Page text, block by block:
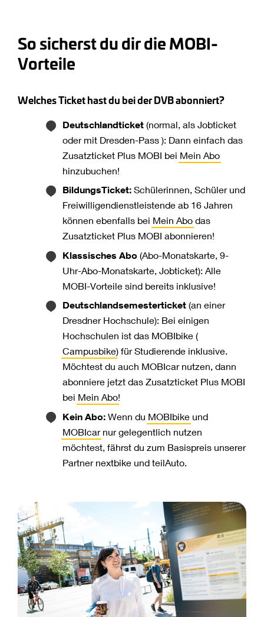
So sicherst du dir die MOBI-
Vorteile
Welches Ticket hast du bei der DVB abonniert?
Deutschlandticket (normal, als Jobticket
oder mit Dresden-Pass ): Dann einfach das
Zusatzticket Plus MOBI bei Mein Abo
hinzubuchen!
BildungsTicket: Schülerinnen, Schüler und
Freiwilligendienstleistende ab 16 Jahren
können ebenfalls bei Mein Abo das
Zusatzticket Plus MOBI abonnieren!
Klassisches Abo (Abo-Monatskarte, 9-
Uhr-Abo-Monatskarte, Jobticket): Alle
MOBI-Vorteile sind bereits inklusive!
Deutschlandsemesterticket (an einer
Dresdner Hochschule): Bei einigen
Hochschulen ist das MOBIbike (
Campusbike) für Studierende inklusive.
Möchtest du auch MOBIcar nutzen, dann
abonniere jetzt das Zusatzticket Plus MOBI
bei Mein Abo!
Kein Abo: Wenn du MOBIbike und
MOBIcarnur gelegentlich nutzen
möchtest, fährst du zum Basispreis unserer
Partner nextbike und teilAuto.